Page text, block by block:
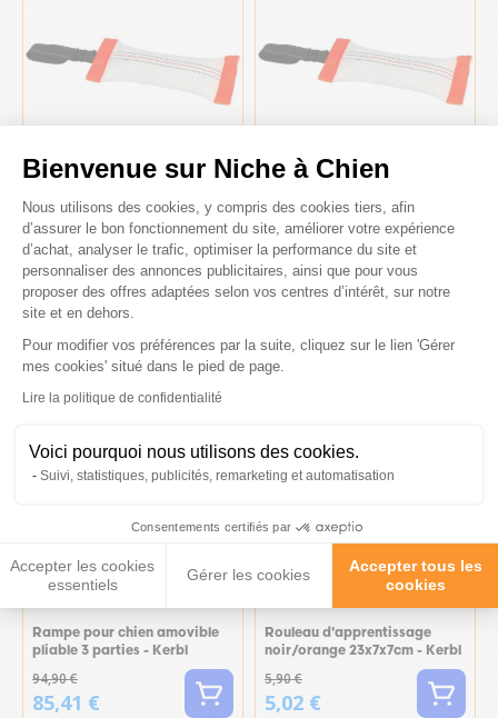
Bienvenue sur Niche à Chien
Plateforme de Gestion du
Nous utilisons des cookies, y compris des cookies tiers, afin
d’assurer le bon fonctionnement du site, améliorer votre expérience
d’achat, analyser le trafic, optimiser la performance du site et
personnaliser des annonces publicitaires, ainsi que pour vous
proposer des offres adaptées selon vos centres d’intérêt, sur notre
site et en dehors.
Pour modifier vos préférences par la suite, cliquez sur le lien 'Gérer
mes cookies' situé dans le pied de page.
Lire la politique de confidentialité
Voici pourquoi nous utilisons des cookies.
Suivi, statistiques, publicités, remarketing et automatisation
Consentements certifiés par
Accepter les cookies
essentiels
Gérer les cookies
Accepter tous les
cookies
Axeptio consent
Boudin de mordant pour
chien orange fluo/blanc 6 x 16
cm – Kerbl
6,10 €
Boudin de mordant pour
chien orange fluo/blanc 8,5 x
30 cm - Kerbl
Rampe pour chien amovible
pliable 3 parties - Kerbl
94,90 €
85,41 €
Rouleau d'apprentissage
noir/orange 23x7x7cm - Kerbl
5,90 €
5,02 €